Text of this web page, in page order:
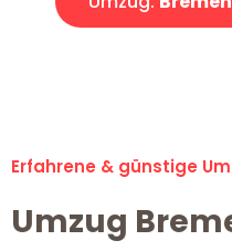
Erfahrene & günstige
Umzug